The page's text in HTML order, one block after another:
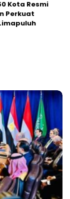
Kota Resmi
Perkuat